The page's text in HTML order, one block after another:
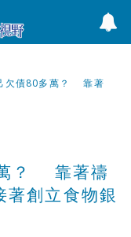
欠債80多萬？ 靠著
？ 靠著禱
著創立食物銀